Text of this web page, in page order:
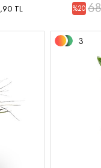
,90 TL %20
3